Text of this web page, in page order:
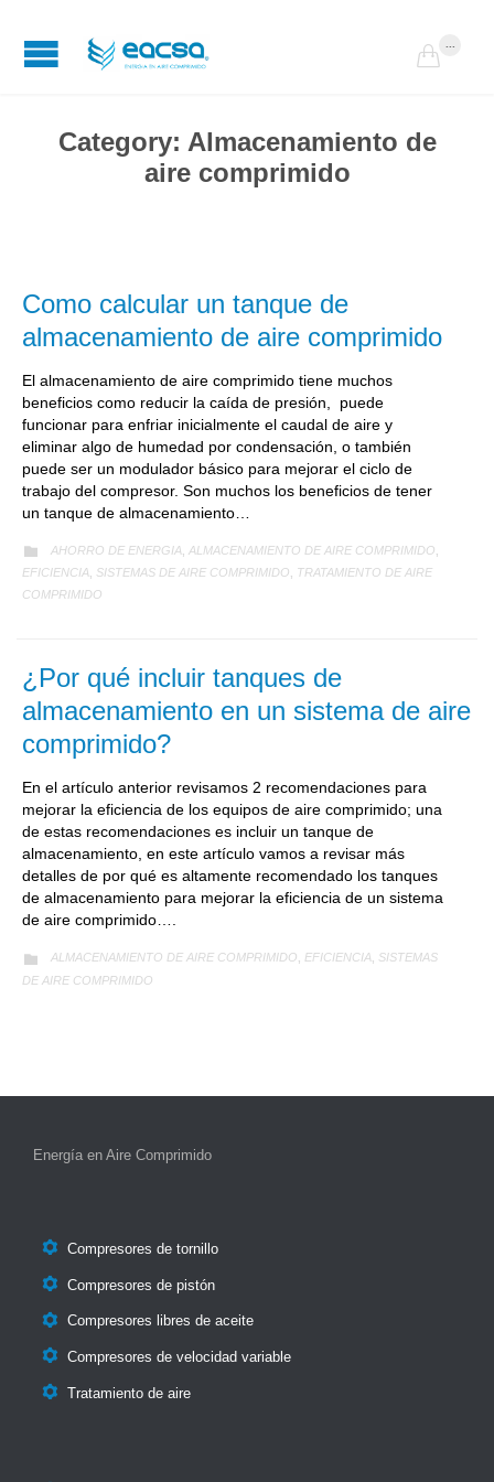

Category: Almacenamiento de
aire comprimido
Como calcular un tanque de
almacenamiento de aire comprimido
El almacenamiento de aire comprimido tiene muchos
beneficios como reducir la caída de presión, puede
funcionar para enfriar inicialmente el caudal de aire y
eliminar algo de humedad por condensación, o también
puede ser un modulador básico para mejorar el ciclo de
trabajo del compresor. Son muchos los beneficios de tener
un tanque de almacenamiento…
 CATEGORY
AHORRO DE ENERGIA ALMACENAMIENTO DE AIRE COMPRIMIDO
EFICIENCIA, SISTEMAS DE AIRE COMPRIMIDO, TRATAMIENTO DE AIRE
COMPRIMIDO
¿Por qué incluir tanques de
almacenamiento en un sistema de aire
comprimido?
En el artículo anterior revisamos 2 recomendaciones para
mejorar la eficiencia de los equipos de aire comprimido; una
de estas recomendaciones es incluir un tanque de
almacenamiento, en este artículo vamos a revisar más
detalles de por qué es altamente recomendado los tanques
de almacenamiento para mejorar la eficiencia de un sistema
de aire comprimido….
 CATEGORY
ALMACENAMIENTO DE AIRE COMPRIMIDO, EFICIENCIA, SISTEMAS
DE AIRE COMPRIMIDO
Energía en Aire Comprimido
 Compresores de tornillo
 Compresores de pistón
 Compresores libres de aceite
 Compresores de velocidad variable
 Tratamiento de aire